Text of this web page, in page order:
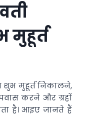
मुहूर्त
शुभ मुहूर्त निकालने,
करने और ग्रहों
है। आइए जानते हैं